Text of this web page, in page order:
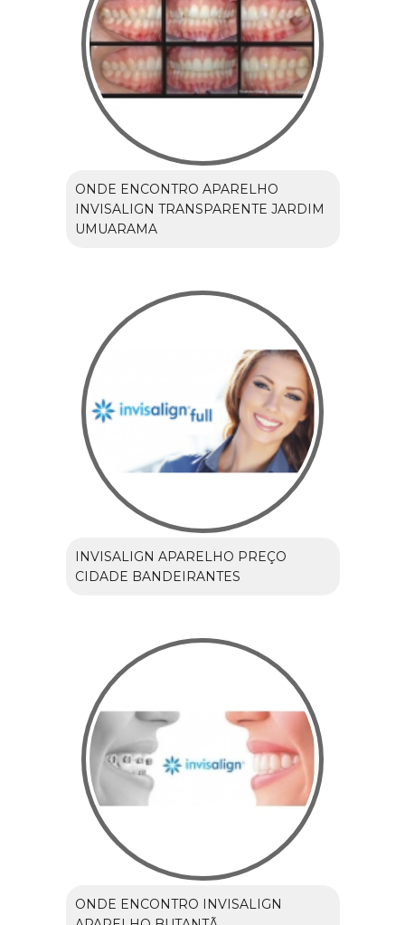
ONDE ENCONTRO APARELHO
INVISALIGN TRANSPARENTE JARDIM
UMUARAMA
INVISALIGN APARELHO PREÇO
CIDADE BANDEIRANTES
ONDE ENCONTRO INVISALIGN